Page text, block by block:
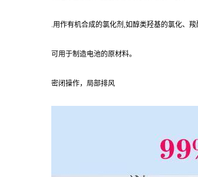
.用作有机合成的氯化剂,如醇类羟基的氯化、
可用于制造电池的原材料。
密闭操作，局部排风